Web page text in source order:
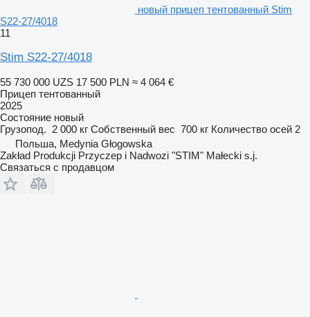
новый прицеп тентованный Stim
S22-27/4018
11
Stim S22-27/4018
55 730 000 UZS 17 500 PLN ≈ 4 064 €
Прицеп тентованный
2025
Состояние новый
Грузопод. 2 000 кг Собственный вес 700 кг Количество осей 2
Польша, Medynia Głogowska
Zakład Produkcji Przyczep i Nadwozi "STIM" Małecki s.j.
Связаться с продавцом